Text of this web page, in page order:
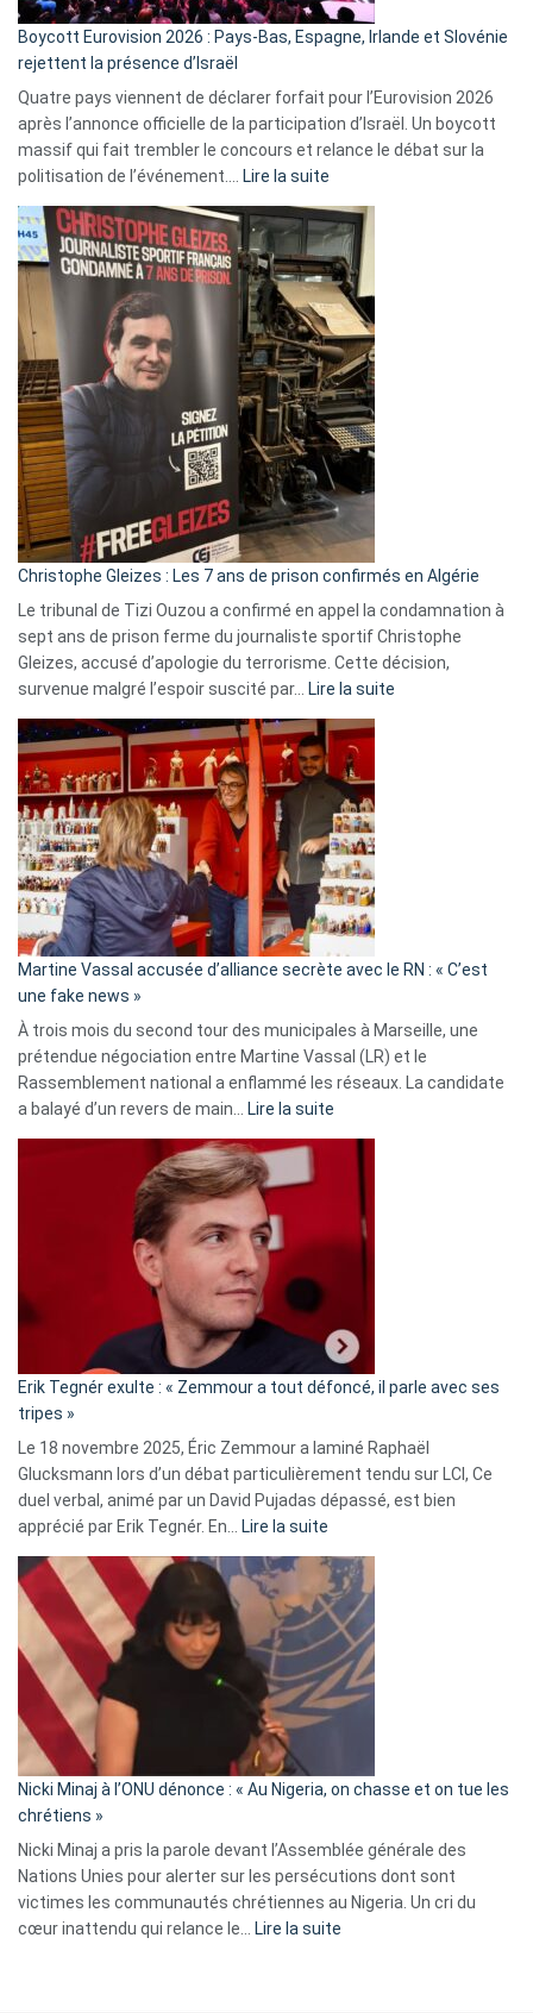
Boycott Eurovision 2026 : Pays-Bas, Espagne, Irlande et Slovénie
rejettent la présence d’Israël
Quatre pays viennent de déclarer forfait pour l’Eurovision 2026
après l’annonce officielle de la participation d’Israël. Un boycott
massif qui fait trembler le concours et relance le débat sur la
politisation de l’événement.…
Lire la suite
Eurovision
2026
:
Pays-
Bas,
Espagne,
Irlande
et
Slovénie
rejettent
la
présence
d’Israël
Christophe Gleizes : Les 7 ans de prison confirmés en Algérie
Le tribunal de Tizi Ouzou a confirmé en appel la condamnation à
sept ans de prison ferme du journaliste sportif Christophe
Gleizes, accusé d’apologie du terrorisme. Cette décision,
survenue malgré l’espoir suscité par…
Lire la suite
Algérie
Martine Vassal accusée d’alliance secrète avec le RN : « C’est
une fake news »
À trois mois du second tour des municipales à Marseille, une
prétendue négociation entre Martine Vassal (LR) et le
Rassemblement national a enflammé les réseaux. La candidate
a balayé d’un revers de main…
Lire la suite
d’alliance
secrète
«
C’est
fake
news
»
Erik Tegnér exulte : « Zemmour a tout défoncé, il parle avec ses
tripes »
Le 18 novembre 2025, Éric Zemmour a laminé Raphaël
Glucksmann lors d’un débat particulièrement tendu sur LCI, Ce
duel verbal, animé par un David Pujadas dépassé, est bien
apprécié par Erik Tegnér. En…
Lire la suite
Tegnér
exulte
« Zemmour
a
tout
parle
ses
tripes »
Nicki Minaj à l’ONU dénonce : « Au Nigeria, on chasse et on tue les
chrétiens »
Nicki Minaj a pris la parole devant l’Assemblée générale des
Nations Unies pour alerter sur les persécutions dont sont
victimes les communautés chrétiennes au Nigeria. Un cri du
cœur inattendu qui relance le…
Lire la suite